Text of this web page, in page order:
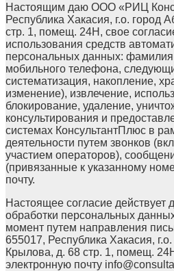
Настоящим даю ООО «РИЦ
Республика Хакасия, г.о. город
стр. 1, помещ. 24Н, свое
использования средств
персональных данных:
мобильного телефона,
систематизация, накопление,
изменение), извлечение,
блокирование, удаление,
консультирования и
системах КонсультантПлюс в
деятельности путем звонков
участием операторов),
(привязанные к указанному
почту.
Настоящее согласие действует
обработки персональных
момент путем направления
655017, Республика Хакасия,
Крылова, д. 68 стр. 1, помещ.
электронную почту